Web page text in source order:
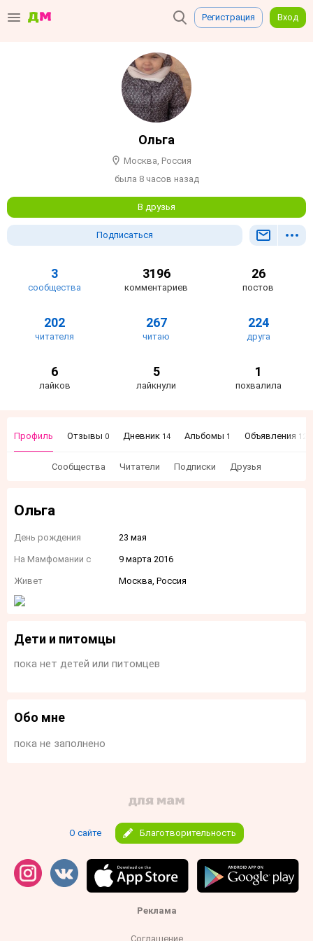
Регистрация Вход
Ольга
Москва, Россия
была 8 часов назад
В друзья
Подписаться
3
сообщества
3196
комментариев
26
постов
202
читателя
267
читаю
224
друга
6
лайков
5
лайкнули
1
похвалила
Профиль Отзывы 0 Дневник 14 Альбомы 1 Объявления 12
Сообщества Читатели Подписки Друзья
Ольга
День рождения 23 мая
На Мамфомании с 9 марта 2016
Живет Москва, Россия
Дети и питомцы
пока нет детей или питомцев
Обо мне
пока не заполнено
О сайте Благотворительность
Реклама
Соглашение